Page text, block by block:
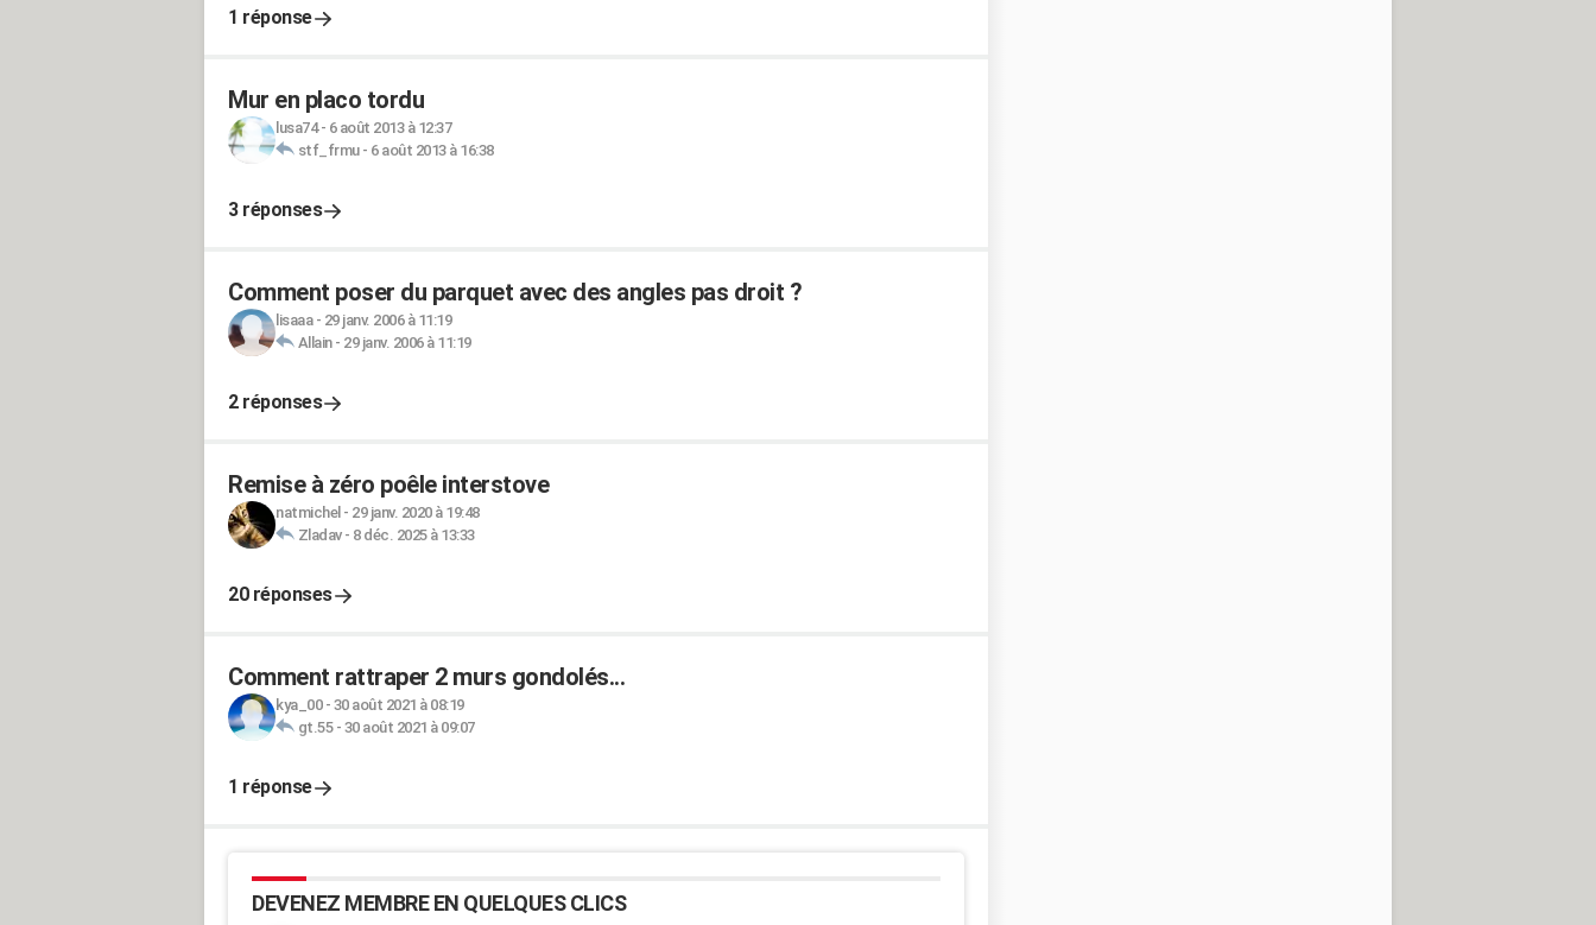
1 réponse
Mur en placo tordu
lusa74- 6 août 2013 à 12:37
stf_frmu- 6 août 2013 à 16:38
3 réponses
Comment poser du parquet avec des angles pas droit ?
lisaaa- 29 janv. 2006 à 11:19
Allain- 29 janv. 2006 à 11:19
2 réponses
Remise à zéro poêle interstove
natmichel - 29 janv. 2020 à 19:48
Zladav- 8 déc. 2025 à 13:33
20 réponses
Comment rattraper 2 murs gondolés...
kya_00- 30 août 2021 à 08:19
gt.55- 30 août 2021 à 09:07
1 réponse
DEVENEZ MEMBRE EN QUELQUES CLICS